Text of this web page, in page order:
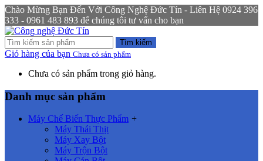
Chào Mừng Bạn Đến Với Công Nghệ Đức Tín - Liên Hệ 0924 396
333 - 0961 483 893 để chúng tôi tư vấn cho bạn
Tìm kiếm
Giỏ hàng của bạn Chưa có sản phẩm
Chưa có sản phẩm trong giỏ hàng.
Danh mục sản phẩm
Máy Chế Biến Thực Phẩm +
Máy Thái Thịt
Máy Xay Bột
Máy Trộn Bột